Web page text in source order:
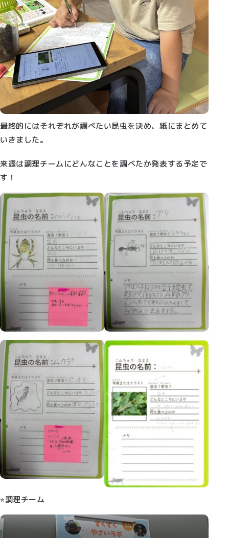
最終的にはそれぞれが調べたい昆虫を決め、紙にまとめて
いきました。
来週は調理チームにどんなことを調べたか発表する予定で
す！
⭐︎調理チーム